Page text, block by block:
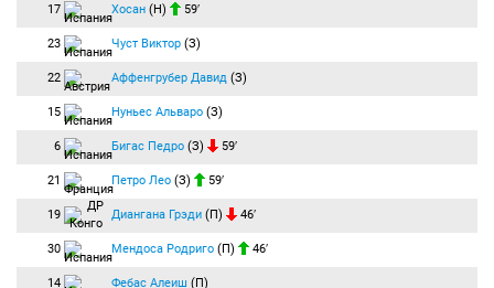
17 Хосан (Н) 59′
23 Чуст Виктор (З)
22 Аффенгрубер Давид (З)
15 Нуньес Альваро (З)
6 Бигас Педро (З) 59′
21 Петро Лео (З) 59′
19 Диангана Грэди (П) 46′
30 Мендоса Родриго (П) 46′
14 Фебас Алеиш (П)